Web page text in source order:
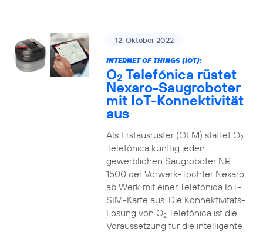
12. Oktober 2022
INTERNET OF THINGS (IOT):
O2 Telefónica rüstet
Nexaro-Saugroboter
mit IoT-Konnektivität
aus
Als Erstausrüster (OEM) stattet O2
Telefónica künftig jeden
gewerblichen Saugroboter NR
1500 der Vorwerk-Tochter Nexaro
ab Werk mit einer Telefónica IoT-
SIM-Karte aus. Die Konnektivitäts-
Lösung von O2Telefónica ist die
Voraussetzung für die intelligente